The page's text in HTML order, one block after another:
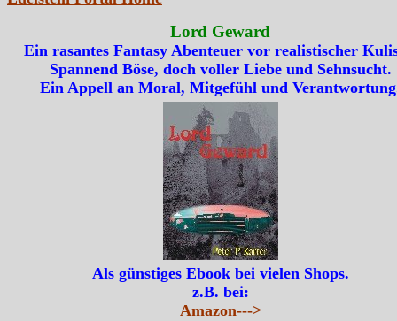
Lord Geward
Ein rasantes Fantasy Abenteuer vor realistischer
Spannend Böse, doch voller Liebe und Sehnsucht.
Ein Appell an Moral, Mitgefühl und
Als günstiges Ebook bei vielen Shops.
z.B. bei:
Amazon--->